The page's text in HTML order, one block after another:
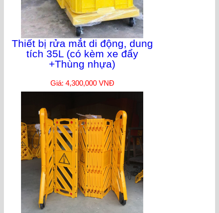
Thiết bị rửa mắt di động, dung
tích 35L (có kèm xe đẩy
+Thùng nhựa)
Giá: 4,300,000 VNĐ